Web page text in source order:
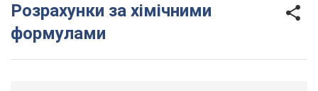
Розрахунки за хімічними
формулами